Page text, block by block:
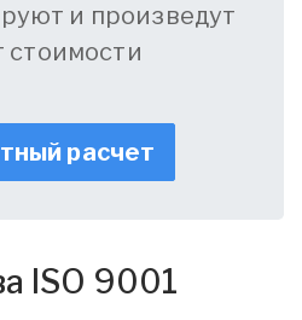
и произведут
стоимости
расчет
ISO 9001